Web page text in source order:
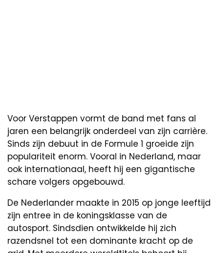
Voor Verstappen vormt de band met fans al
jaren een belangrijk onderdeel van zijn carrière.
Sinds zijn debuut in de Formule 1 groeide zijn
populariteit enorm. Vooral in Nederland, maar
ook internationaal, heeft hij een gigantische
schare volgers opgebouwd.
De Nederlander maakte in 2015 op jonge leeftijd
zijn entree in de koningsklasse van de
autosport. Sindsdien ontwikkelde hij zich
razendsnel tot een dominante kracht op de